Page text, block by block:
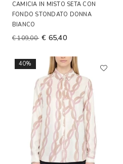
CAMICIA IN MISTO SETA CON
FONDO STONDATO DONNA
BIANCO
€ 109,00 € 65,40
40%